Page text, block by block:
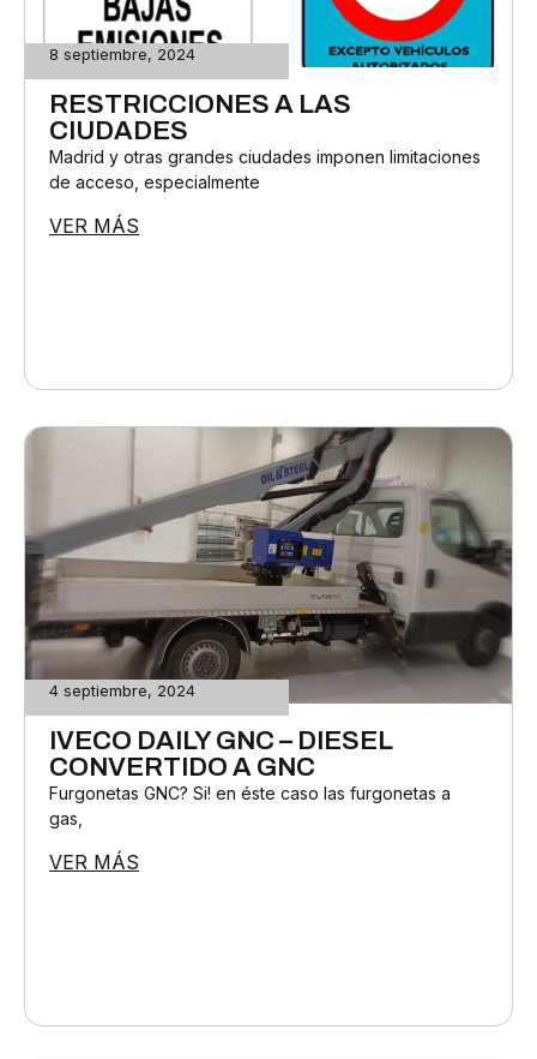
8 septiembre, 2024
RESTRICCIONES A LAS
CIUDADES
Madrid y otras grandes ciudades imponen limitaciones
de acceso, especialmente
VER MÁS
4 septiembre, 2024
IVECO DAILY GNC – DIESEL
CONVERTIDO A GNC
Furgonetas GNC? Si! en éste caso las furgonetas a
gas,
VER MÁS